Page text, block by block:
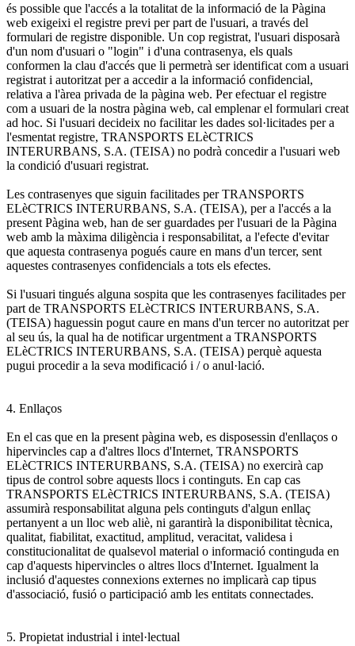
és possible que l'accés a la totalitat de la informació de la Pàgina
web exigeixi el registre previ per part de l'usuari, a través del
formulari de registre disponible. Un cop registrat, l'usuari disposarà
d'un nom d'usuari o "login" i d'una contrasenya, els quals
conformen la clau d'accés que li permetrà ser identificat com a usuari
registrat i autoritzat per a accedir a la informació confidencial,
relativa a l'àrea privada de la pàgina web. Per efectuar el registre
com a usuari de la nostra pàgina web, cal emplenar el formulari creat
ad hoc. Si l'usuari decideix no facilitar les dades sol·licitades per a
l'esmentat registre, TRANSPORTS ELèCTRICS
INTERURBANS, S.A. (TEISA) no podrà concedir a l'usuari web
la condició d'usuari registrat.
Les contrasenyes que siguin facilitades per TRANSPORTS
ELèCTRICS INTERURBANS, S.A. (TEISA), per a l'accés a la
present Pàgina web, han de ser guardades per l'usuari de la Pàgina
web amb la màxima diligència i responsabilitat, a l'efecte d'evitar
que aquesta contrasenya pogués caure en mans d'un tercer, sent
aquestes contrasenyes confidencials a tots els efectes.
Si l'usuari tingués alguna sospita que les contrasenyes facilitades per
part de TRANSPORTS ELèCTRICS INTERURBANS, S.A.
(TEISA) haguessin pogut caure en mans d'un tercer no autoritzat per
al seu ús, la qual ha de notificar urgentment a TRANSPORTS
ELèCTRICS INTERURBANS, S.A. (TEISA) perquè aquesta
pugui procedir a la seva modificació i / o anul·lació.
4. Enllaços
En el cas que en la present pàgina web, es disposessin d'enllaços o
hipervincles cap a d'altres llocs d'Internet, TRANSPORTS
ELèCTRICS INTERURBANS, S.A. (TEISA) no exercirà cap
tipus de control sobre aquests llocs i continguts. En cap cas
TRANSPORTS ELèCTRICS INTERURBANS, S.A. (TEISA)
assumirà responsabilitat alguna pels continguts d'algun enllaç
pertanyent a un lloc web aliè, ni garantirà la disponibilitat tècnica,
qualitat, fiabilitat, exactitud, amplitud, veracitat, validesa i
constitucionalitat de qualsevol material o informació continguda en
cap d'aquests hipervincles o altres llocs d'Internet. Igualment la
inclusió d'aquestes connexions externes no implicarà cap tipus
d'associació, fusió o participació amb les entitats connectades.
5. Propietat industrial i intel·lectual